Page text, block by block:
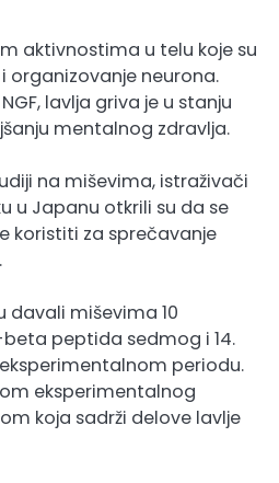
aktivnostima u telu koje su
organizovanje neurona.
lavlja griva je u stanju
mentalnog zdravlja.
na miševima, istraživači
u Japanu otkrili su da se
koristiti za sprečavanje
davali miševima 10
peptida sedmog i 14.
periodu.
eksperimentalnog
koja sadrži delove lavlje